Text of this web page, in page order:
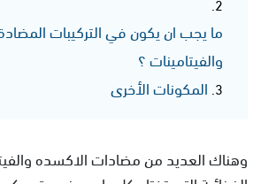
ما يجب ان يكون في التركيبات
والفيتامينات ؟
المكونات الأخرى
وهناك العديد من مضادات الاكسده